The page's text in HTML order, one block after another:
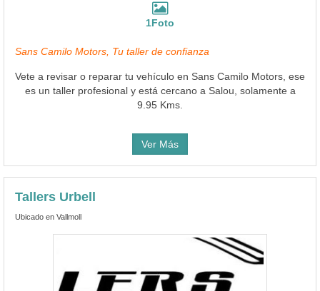
1Foto
Sans Camilo Motors, Tu taller de confianza
Vete a revisar o reparar tu vehículo en Sans Camilo Motors, ese
es un taller profesional y está cercano a Salou, solamente a
9.95 Kms.
Ver Más
Tallers Urbell
Ubicado en Vallmoll